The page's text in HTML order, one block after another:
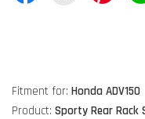
Fitment for: Honda ADV150
Product: Sporty Rear Rack